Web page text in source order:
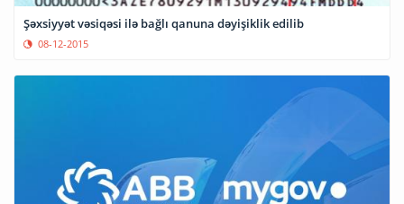
Şəxsiyyət vəsiqəsi ilə bağlı qanuna dəyişiklik edilib
08-12-2015